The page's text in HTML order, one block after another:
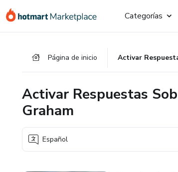
Categorías
Página de inicio
Activar Respuestas
Graham
Español